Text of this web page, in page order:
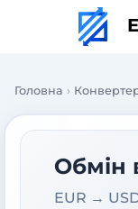
Головна
Обмін
EUR →